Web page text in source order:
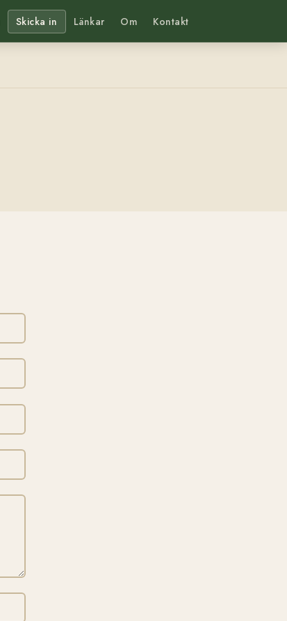
Skicka in Länkar Om Kontakt